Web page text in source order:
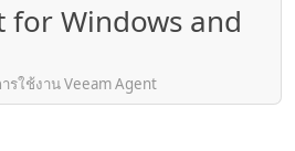
for Windows and
รใช้งาน Veeam Agent